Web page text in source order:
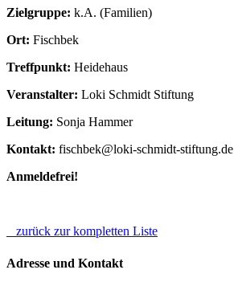
Zielgruppe: k.A. (Familien)
Ort: Fischbek
Treffpunkt: Heidehaus
Veranstalter: Loki Schmidt Stiftung
Leitung: Sonja Hammer
Kontakt: fischbek@loki-schmidt-stiftung.de
Anmeldefrei!
zurück zur kompletten Liste
Adresse und Kontakt